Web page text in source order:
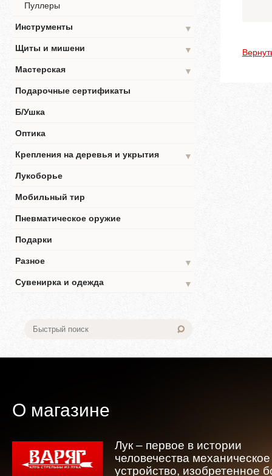
Пуллеры
Инструменты
▼
Щиты и мишени
▼
Мастерская
▼
Подарочные сертификаты
Б/Ушка
Оптика
Крепления на деревья и укрытия
▼
Лукоборье
Мобильный тир
Пневматическое оружие
Подарки
Разное
▼
Сувенирка и одежда
▼
О магазине
Лук – первое в истории
человечества механическое
устройство, изобретенное